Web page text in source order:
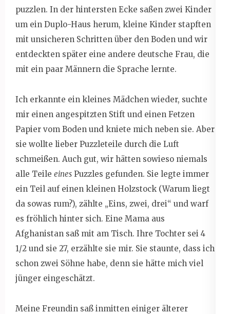
puzzlen. In der hintersten Ecke saßen zwei Kinder
um ein Duplo-Haus herum, kleine Kinder stapften
mit unsicheren Schritten über den Boden und wir
entdeckten später eine andere deutsche Frau, die
mit ein paar Männern die Sprache lernte.
Ich erkannte ein kleines Mädchen wieder, suchte
mir einen angespitzten Stift und einen Fetzen
Papier vom Boden und kniete mich neben sie. Aber
sie wollte lieber Puzzleteile durch die Luft
schmeißen. Auch gut, wir hätten sowieso niemals
alle Teile eines Puzzles gefunden. Sie legte immer
ein Teil auf einen kleinen Holzstock (Warum liegt
da sowas rum?), zählte „Eins, zwei, drei“ und warf
es fröhlich hinter sich. Eine Mama aus
Afghanistan saß mit am Tisch. Ihre Tochter sei 4
1/2 und sie 27, erzählte sie mir. Sie staunte, dass ich
schon zwei Söhne habe, denn sie hätte mich viel
jünger eingeschätzt.
Meine Freundin saß inmitten einiger älterer